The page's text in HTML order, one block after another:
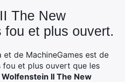
The New
fou et plus ouvert.
de MachineGames est de
fou et plus ouvert que les
Wolfenstein II The New